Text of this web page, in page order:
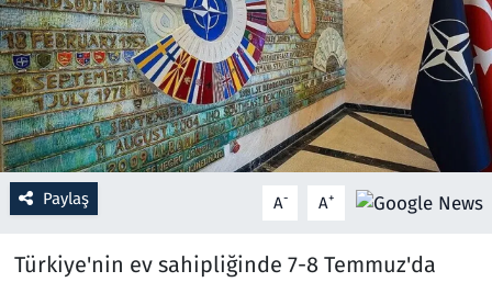
Paylaş A- A+
Türkiye'nin ev sahipliğinde 7-8 Temmuz'da
Resmi İlanlar
Rüya Tabirleri
Sağlık
Savunma Sanayi
Seçim 2023